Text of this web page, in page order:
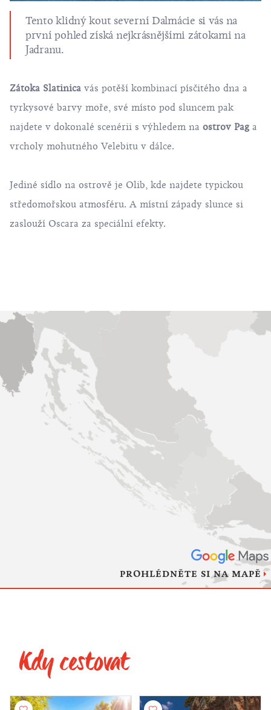
Tento klidný kout severní Dalmácie si vás na
první pohled získá nejkrásnějšími zátokami na
Jadranu.
Zátoka Slatinica vás potěší kombinací písčitého dna a
tyrkysové barvy moře, své místo pod sluncem pak
najdete v dokonalé scenérii s výhledem na ostrov Pag a
vrcholy mohutného Velebitu v dálce.
Jediné sídlo na ostrově je Olib, kde najdete typickou
středomořskou atmosféru. A místní západy slunce si
zaslouží Oscara za speciální efekty.
PROHLÉDNĚTE SI NA MAPĚ
Kdy cestovat